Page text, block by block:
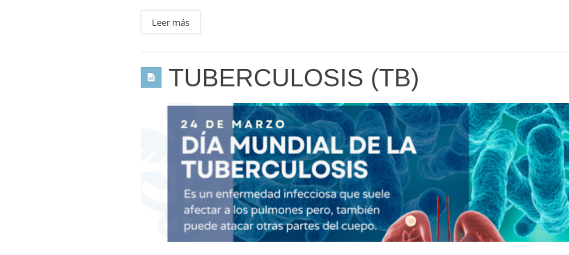
Leer más
TUBERCULOSIS (TB)